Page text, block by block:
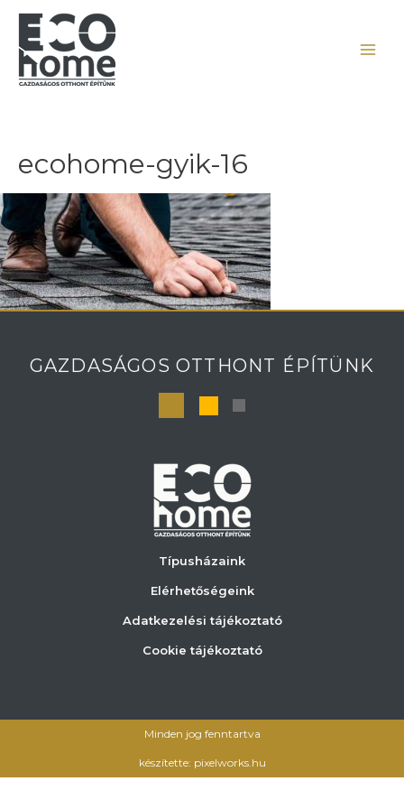
ecohome-gyik-16
GAZDASÁGOS OTTHONT ÉPÍTÜNK
Típusházaink
Elérhetőségeink
Adatkezelési tájékoztató
Cookie tájékoztató
Minden jog fenntartva
készítette: pixelworks.hu